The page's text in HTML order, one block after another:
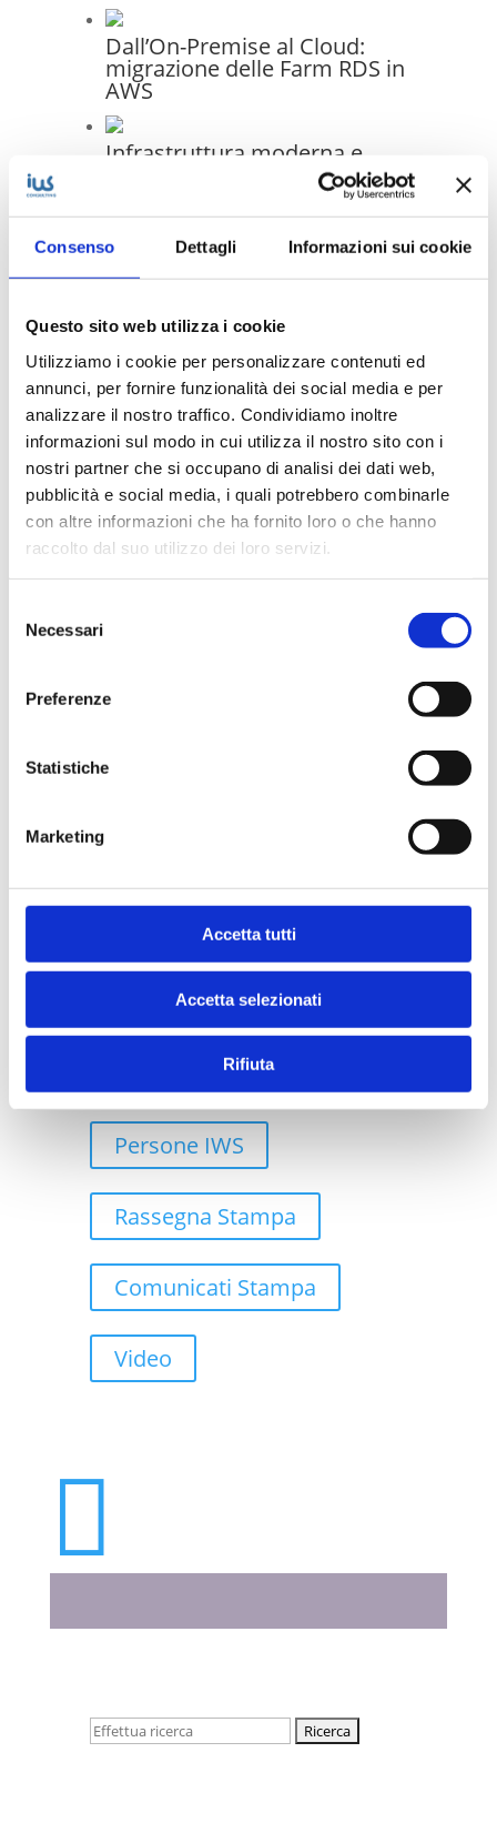
Consenso Dettagli Informazioni sui cookie
Questo sito web utilizza i cookie
Utilizziamo i cookie per personalizzare contenuti ed
annunci, per fornire funzionalità dei social media e per
analizzare il nostro traffico. Condividiamo inoltre
informazioni sul modo in cui utilizza il nostro sito con i
nostri partner che si occupano di analisi dei dati web,
pubblicità e social media, i quali potrebbero combinarle
con altre informazioni che ha fornito loro o che hanno
raccolto dal suo utilizzo dei loro servizi.
delNecessari
Preferenze
Statistiche
Marketing
Accetta tutti
Accetta selezionati
Rifiuta
Dall’On-Premise al Cloud:
migrazione delle Farm RDS in
AWS
Infrastruttura moderna e
gestione unificata: il progetto
di migrazione IT per Generale
Costruzioni Ferroviarie
Elettriche S.p.A.
In evidenza
IWS Consulting partner tecnologico di
Tresor Attempto Racing anche per la
stagione 2026
Case Study
Robotic Process Automation
Persone IWS
Rassegna Stampa
Comunicati Stampa
Video

Cerca: